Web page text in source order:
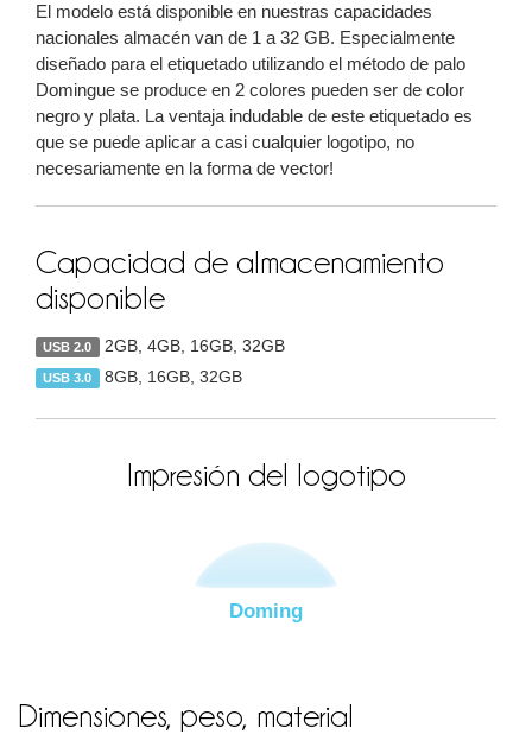
El modelo está disponible en nuestras capacidades
nacionales almacén van de 1 a 32 GB. Especialmente
diseñado para el etiquetado utilizando el método de palo
Domingue se produce en 2 colores pueden ser de color
negro y plata. La ventaja indudable de este etiquetado es
que se puede aplicar a casi cualquier logotipo, no
necesariamente en la forma de vector!
Capacidad de almacenamiento
disponible
USB 2.0 2GB, 4GB, 16GB, 32GB
USB 3.0 8GB, 16GB, 32GB
Impresión del logotipo
Doming
Dimensiones, peso, material